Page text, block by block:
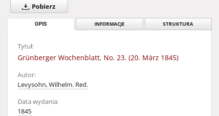
Pobierz
OPIS INFORMACJE STRUKTURA
Tytuł:
Grünberger Wochenblatt, No. 23. (20. März 1845)
Autor:
Levysohn, Wilhelm. Red.
Data wydania:
1845